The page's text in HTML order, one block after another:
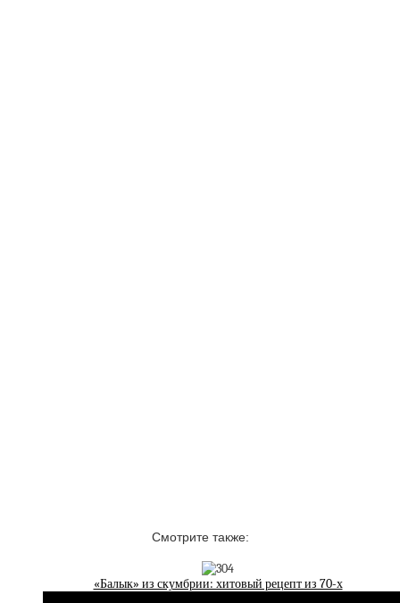
Смотрите также:
«Балык» из скумбрии: хитовый рецепт из 70-х